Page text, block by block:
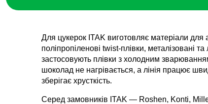
Для цукерок ITAK виготовляє матеріали для
поліпропіленові twist-плівки, металізовані
застосовують плівки з холодним
шоколад не нагрівається, а лінія працює
зберігає хрусткість.
Серед замовників ITAK — Roshen, Konti,